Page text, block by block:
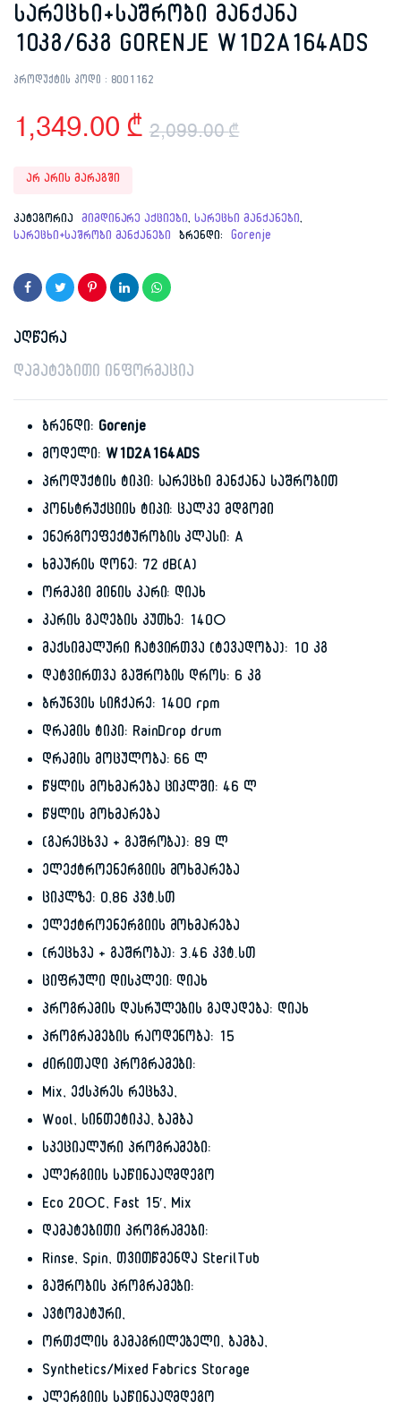
სარეცხი+საშრობი მანქანა
10კგ/6კგ GORENJE W1D2A164ADS
პროდუქტის კოდი : 8001162
2,099.00₾
price
was:
1,349.00 ₾
price
is:
არ არის მარაგში
კატეგორია მიმდინარე აქციები,სარეცხი მანქანები,
სარეცხი+საშრობი მანქანები ბრენდი: Gorenje
აღწერა
დამატებითი ინფორმაცია
ბრენდი: Gorenje
მოდელი: W1D2A164ADS
პროდუქტის ტიპი: სარეცხი მანქანა საშრობით
კონსტრუქციის ტიპი: ცალკე მდგომი
ენერგოეფექტურობის კლასი: A
ხმაურის დონე: 72 dB(A)
ორმაგი მინის კარი: დიახ
კარის გაღების კუთხე: 140°
მაქსიმალური ჩატვირთვა (ტევადობა): 10 კგ
დატვირთვა გაშრობის დროს: 6 კგ
ბრუნვის სიჩქარე: 1400 rpm
დრამის ტიპი: RainDrop drum
დრამის მოცულობა: 66 ლ
წყლის მოხმარება ციკლში: 46 ლ
წყლის მოხმარება
(გარეცხვა + გაშრობა): 89 ლ
ელექტროენერგიის მოხმარება
ციკლზე: 0,86 კვტ.სთ
ელექტროენერგიის მოხმარება
(რეცხვა + გაშრობა): 3.46 კვტ.სთ
ციფრული დისპლეი: დიახ
პროგრამის დასრულების გადადება: დიახ
პროგრამების რაოდენობა: 15
ძირითადი პროგრამები:
Mix, ექსპრეს რეცხვა,
Wool, სინთეტიკა, ბამბა
სპეციალური პროგრამები:
ალერგიის საწინააღმდეგო
Eco 20°C, Fast 15′, Mix
დამატებითი პროგრამები:
Rinse, Spin, თვითწმენდა SterilTub
გაშრობის პროგრამები:
ავტომატური,
ორთქლის გამაგრილებელი, ბამბა,
Synthetics/Mixed Fabrics Storage